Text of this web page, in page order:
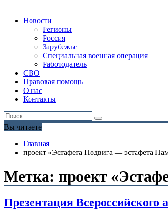
Новости
Регионы
Россия
Зарубежье
Специальная военная операция
Работодатель
СВО
Правовая помощь
О нас
Контакты
Вы читаете
Главная
проект «Эстафета Подвига — эстафета
Метка: проект
Презентация Всероссийского